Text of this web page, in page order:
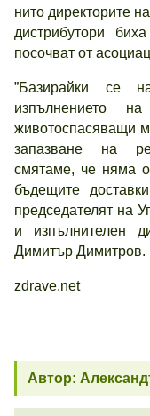
нито директорите
дистрибутори
посочват от
”Базирайки се
изпълнението
животоспасяващи
запазване на
смятаме, че няма
бъдещите
председателят на
и изпълнителен
Димитър Димитров.
zdrave.net
Автор: